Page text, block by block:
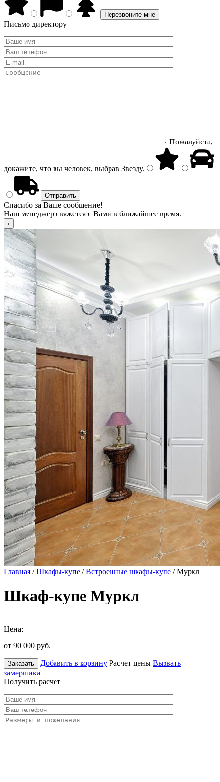
Письмо директору
Пожалуйста,
докажите, что вы человек, выбрав Звезду.
Спасибо за Ваше сообщение!
Наш менеджер свяжется с Вами в ближайшее время.
Главная /Шкафы-купе /Встроенные шкафы-купе / Муркл
Шкаф-купе Муркл
Цена:
от 90 000 руб.
Заказать Добавить в корзину Расчет цены Вызвать
замерщика
Получить расчет